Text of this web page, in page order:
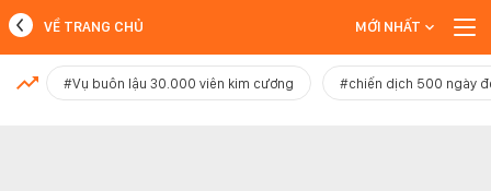
MỚI NHẤT
VỀ TRANG CHỦ MỚI NHẤT
#Vụ buôn lậu 30.000 viên kim cương #chiến dịch 500 ngày